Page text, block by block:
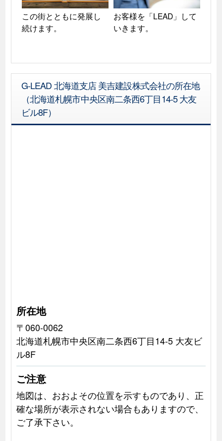
この街とともに発展し
続けます。
お客様を「LEAD」して
いきます。
G-LEAD 北海道支店 美吉建設株式会社の所在地
（北海道札幌市中央区南二条西6丁目14-5 大友
ビル8F）
所在地
〒060-0062
北海道札幌市中央区南二条西6丁目14-5 大友ビ
ル8F
ご注意
地図は、おおよその位置を示すものであり、正
確な場所が表示されない場合もありますので、
ご了承下さい。